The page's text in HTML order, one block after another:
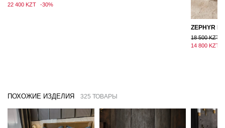
22 400 KZT
-30%
18 500 KZT
14 800 KZT
ПОХОЖИЕ ИЗДЕЛИЯ 325 ТОВАРЫ